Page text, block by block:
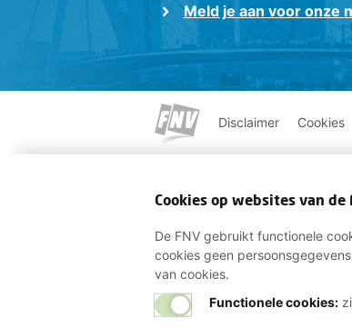
Meld je aan voor onze
Disclaimer Cookies
Cookies op websites van de
De FNV gebruikt functionele
cookies geen
van cookies.
Functionele cookies: